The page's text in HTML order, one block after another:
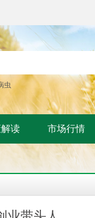
虫
读 市场行情